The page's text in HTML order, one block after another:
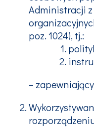
Administracji
poz. 1024), tj.:
–